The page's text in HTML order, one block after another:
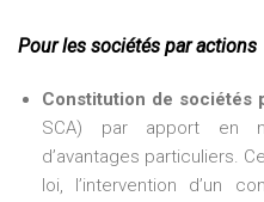
Pour les sociétés par actions
Constitution de sociétés
SCA) par apport en
d’avantages particuliers.
loi, l’intervention d’un